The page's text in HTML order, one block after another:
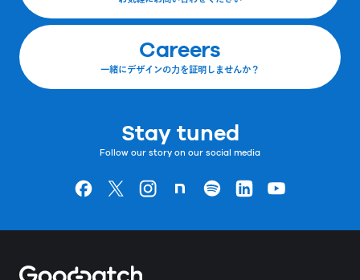
Careers
一緒にデザインの力を証明しませんか？
Stay tuned
Follow our story on our social media
Goodpatchの
ページ
Goodpatchの
ページ
Goodpatchの
ページGoodpatchの
ページ
Goodpatchの
ページ
Goodpatchの
ページ
Goodpatchの